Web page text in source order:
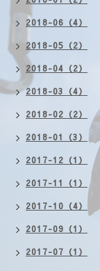
2018-06（4）
2018-05（2）
2018-04（2）
2018-03（4）
2018-02（2）
2018-01（3）
2017-12（1）
2017-11（1）
2017-10（4）
2017-09（1）
2017-07（1）